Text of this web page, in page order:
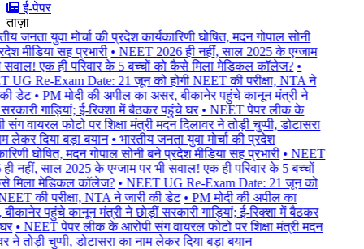
ई-पेपर
ताज़ा
जनता युवा मोर्चा की प्रदेश कार्यकारिणी घोषित, मदन गोपाल सोनी
मीडिया सह प्रभारी • NEET 2026 ही नहीं, साल 2025 के एग्जाम
सवाल! एक ही परिवार के 5 बच्चों को कैसे मिला मेडिकल कॉलेज? •
UG Re-Exam Date: 21 जून को होगी NEET की परीक्षा, NTA ने
डेट • PM मोदी की अपील का असर, बीकानेर पहुंचे कानून मंत्री ने
गाड़ियां; ई-रिक्शा में बैठकर पहुंचे घर • NEET पेपर लीक के
संग वायरल फोटो पर शिक्षा मंत्री मदन दिलावर ने तोड़ी चुप्पी, डोटासरा
लेकर दिया बड़ा बयान • भारतीय जनता युवा मोर्चा की प्रदेश
घोषित, मदन गोपाल सोनी बने प्रदेश मीडिया सह प्रभारी • NEET
नहीं, साल 2025 के एग्जाम पर भी सवाल! एक ही परिवार के 5 बच्चों
मिला मेडिकल कॉलेज? • NEET UG Re-Exam Date: 21 जून को
की परीक्षा, NTA ने जारी की डेट • PM मोदी की अपील का
पहुंचे कानून मंत्री ने छोड़ीं सरकारी गाड़ियां; ई-रिक्शा में बैठकर
• NEET पेपर लीक के आरोपी संग वायरल फोटो पर शिक्षा मंत्री मदन
ने तोड़ी चुप्पी, डोटासरा का नाम लेकर दिया बड़ा बयान